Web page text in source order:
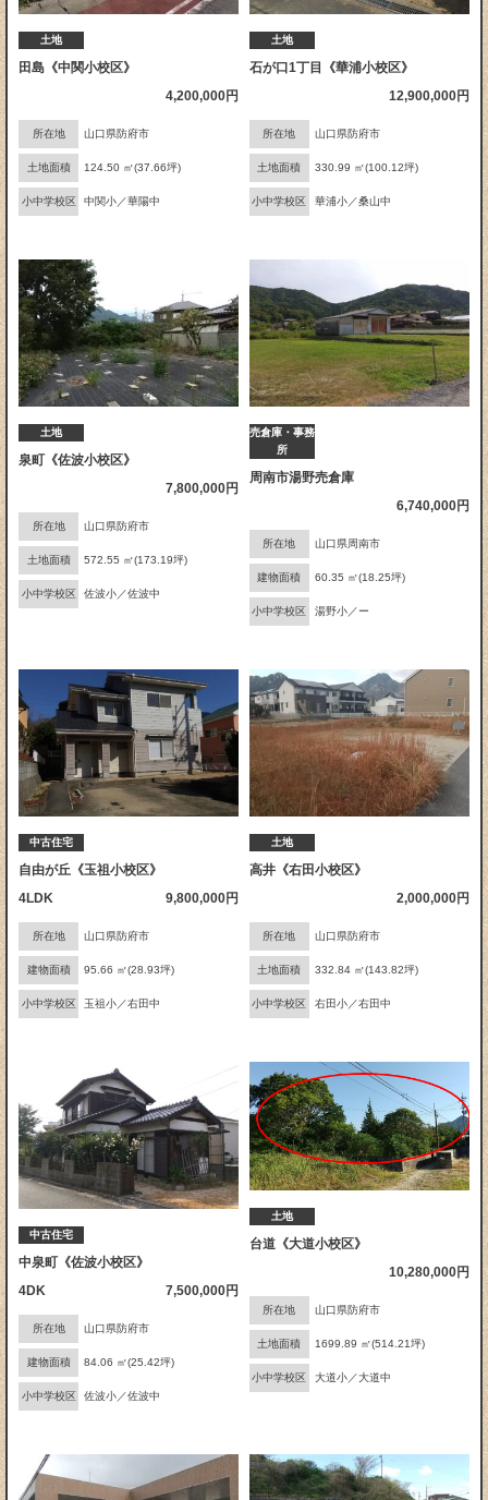
土地
田島《中関小校区》
4,200,000円
所在地 山口県防府市
土地面積 124.50 ㎡(37.66坪)
小中学校区 中関小／華陽中
土地
石が口1丁目《華浦小校区》
12,900,000円
所在地 山口県防府市
土地面積 330.99 ㎡(100.12坪)
小中学校区 華浦小／桑山中
土地
泉町《佐波小校区》
7,800,000円
所在地 山口県防府市
土地面積 572.55 ㎡(173.19坪)
小中学校区 佐波小／佐波中
売倉庫・事務
所
周南市湯野売倉庫
6,740,000円
所在地 山口県周南市
建物面積 60.35 ㎡(18.25坪)
小中学校区 湯野小／ー
中古住宅
自由が丘《玉祖小校区》
4LDK
9,800,000円
所在地 山口県防府市
建物面積 95.66 ㎡(28.93坪)
小中学校区 玉祖小／右田中
土地
高井《右田小校区》
2,000,000円
所在地 山口県防府市
土地面積 332.84 ㎡(143.82坪)
小中学校区 右田小／右田中
中古住宅
中泉町《佐波小校区》
4DK
7,500,000円
所在地 山口県防府市
建物面積 84.06 ㎡(25.42坪)
小中学校区 佐波小／佐波中
土地
台道《大道小校区》
10,280,000円
所在地 山口県防府市
土地面積 1699.89 ㎡(514.21坪)
小中学校区 大道小／大道中